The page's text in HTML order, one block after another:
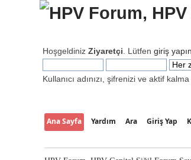
HoşgeldinizZiyaretçi . Lütfengiriş yapın
Kullanıcı adınızı, şifrenizi ve aktif
Ana Sayfa Yardım Ara Giriş Yap